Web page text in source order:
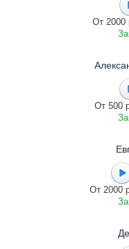
От 2000
От 500
От 2000